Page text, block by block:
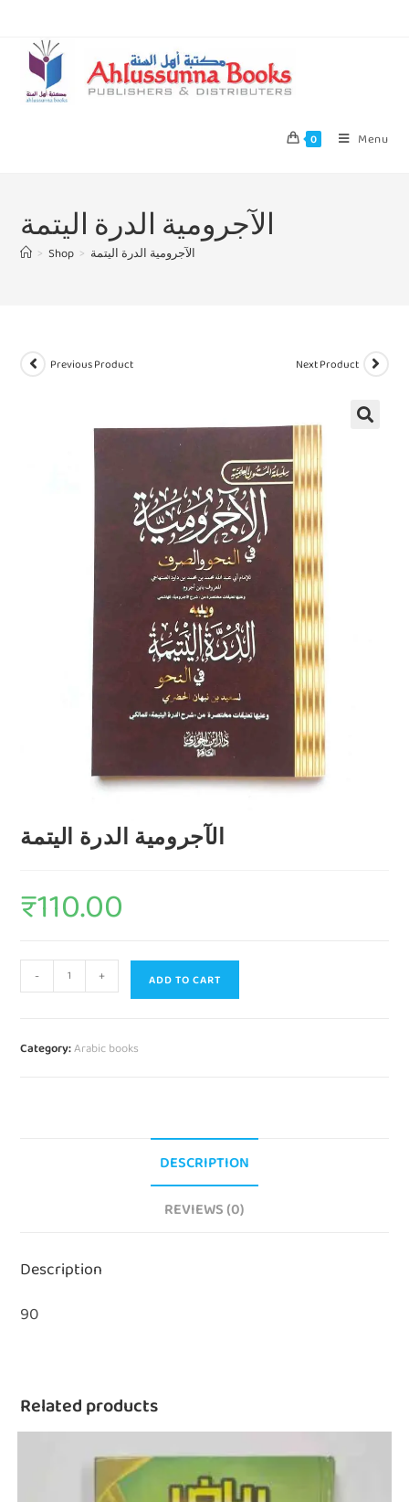
0 Menu
الآجرومية الدرة اليتمة
> Shop > الآجرومية الدرة اليتمة
Previous Product Next Product
الآجرومية الدرة اليتمة
₹110.00
- + ADD TO CART
Category:Arabic books
DESCRIPTION
REVIEWS (0)
Description
90
Related products